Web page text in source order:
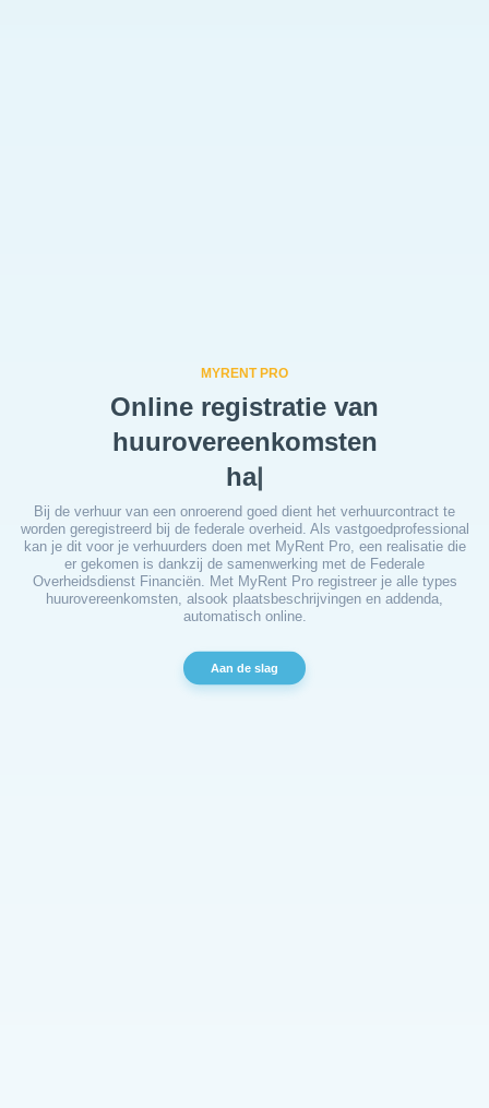
MYRENT PRO
Online registratie van
huurovereenkomsten
gemengde
Bij de verhuur van een onroerend goed dient het verhuurcontract te
worden geregistreerd bij de federale overheid. Als vastgoedprofessional
kan je dit voor je verhuurders doen met MyRent Pro, een realisatie die
er gekomen is dankzij de samenwerking met de Federale
Overheidsdienst Financiën. Met MyRent Pro registreer je alle types
huurovereenkomsten, alsook plaatsbeschrijvingen en addenda,
automatisch online.
Aan de slag